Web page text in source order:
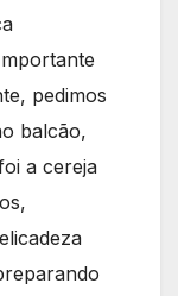
pedimos
balcão,
a cereja